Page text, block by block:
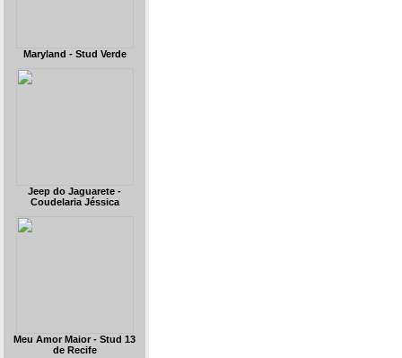
Maryland - Stud Verde
Jeep do Jaguarete -
Coudelaria Jéssica
Meu Amor Maior - Stud 13
de Recife